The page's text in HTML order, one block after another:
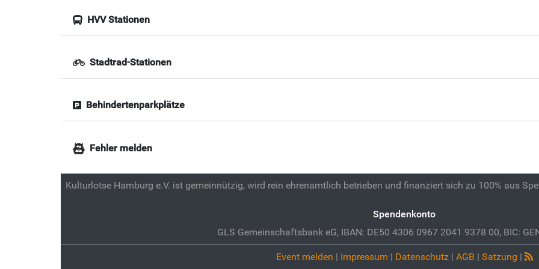
HVV Stationen
Stadtrad-Stationen
Behindertenparkplätze
Fehler melden
Kulturlotse Hamburg e.V. ist gemeinnützig, wird rein ehrenamtlich betrieben und finanziert sich zu 100% aus
Spendenkonto
GLS Gemeinschaftsbank eG, IBAN: DE50 4306 0967 2041 9378 00, BIC:
Event melden | Impressum | Datenschutz| AGB | Satzung |